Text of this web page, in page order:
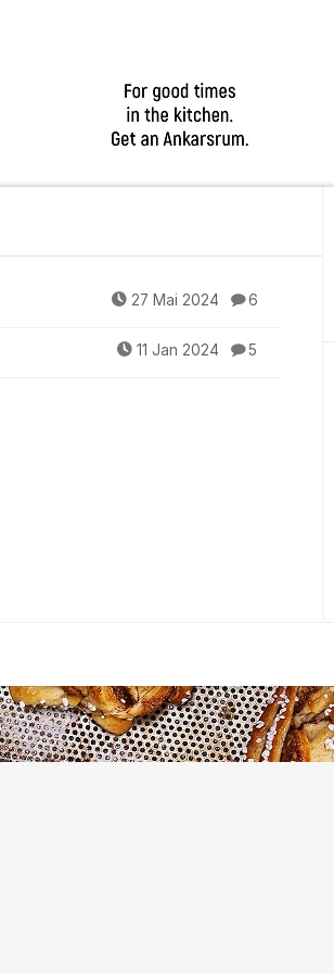
27 Mai 2024 6
11 Jan 2024 5